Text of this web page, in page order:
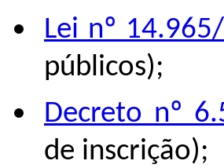
Lei nº
públicos);
Decreto nº
de inscrição);